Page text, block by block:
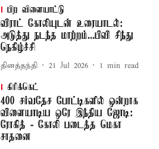
பிற விளையாட்டு
விராட் கோலியுடன் உரையாடல்:
அடுத்து நடந்த மாற்றம்...பிவி சிந்து
நெகிழ்ச்சி
தினத்தந்தி 21 Jul 2026 1 min read
கிரிக்கெட்
400 சர்வதேச போட்டிகளில் ஒன்றாக
விளையாடிய ஒரே இந்திய ஜோடி:
ரோகித் - கோலி படைத்த மெகா
சாதனை